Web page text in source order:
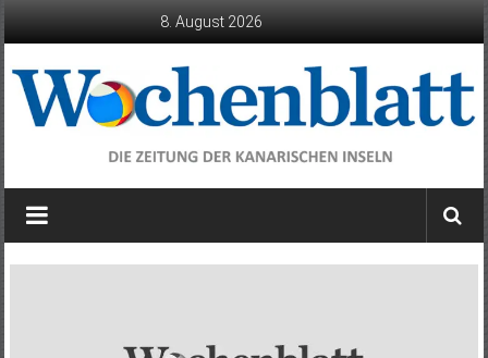
8. August 2026
Wochenblatt
die